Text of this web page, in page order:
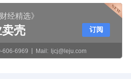
经精选》
壳
606-6969 Mail: ljcj@leju.com
订阅